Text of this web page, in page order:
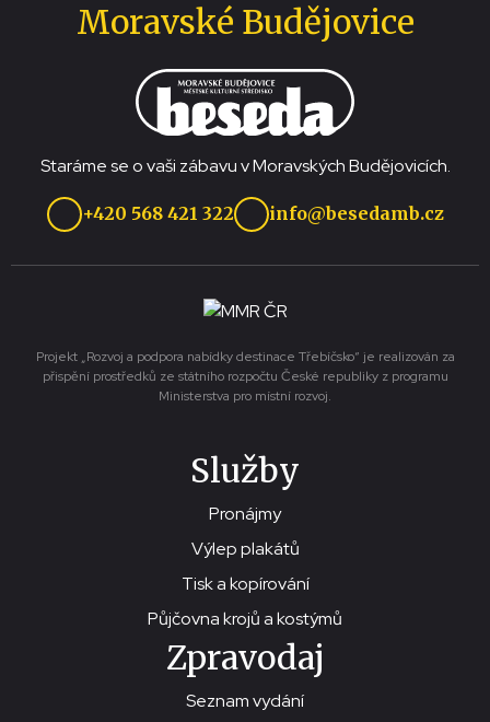
Moravské Budějovice
Staráme se o vaši zábavu v Moravských Budějovicích.
+420 568 421 322 info@besedamb.cz
Projekt „Rozvoj a podpora nabídky destinace Třebíčsko“ je realizován za
přispění prostředků ze státního rozpočtu České republiky z programu
Ministerstva pro místní rozvoj.
Služby
Pronájmy
Výlep plakátů
Tisk a kopírování
Půjčovna krojů a kostýmů
Zpravodaj
Seznam vydání